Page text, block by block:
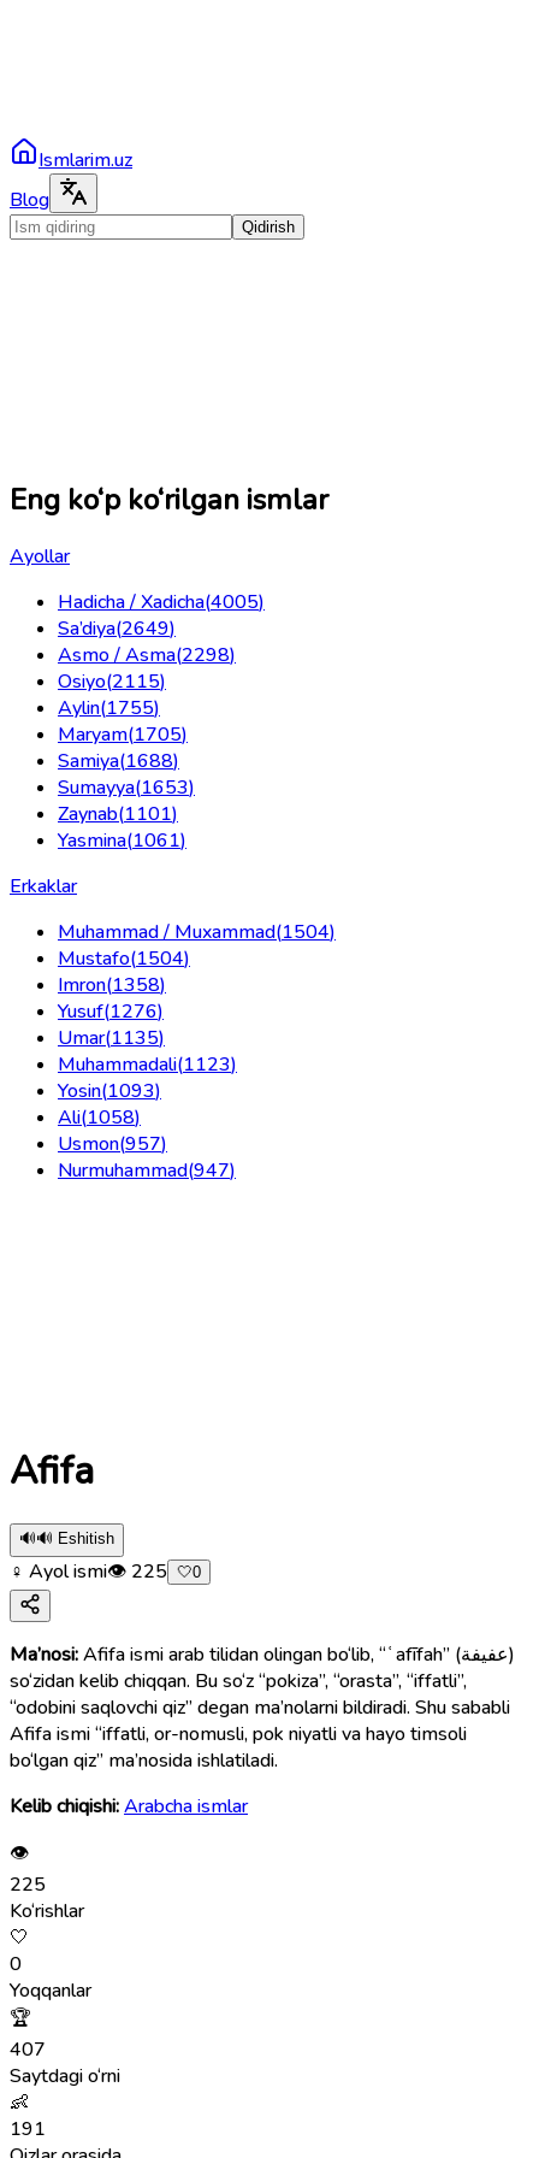
Ismlarim.uz
Blog
Qidirish
Eng ko‘p ko‘rilgan ismlar
Ayollar
Hadicha / Xadicha(4005)
Sa’diya(2649)
Asmo / Asma(2298)
Osiyo(2115)
Aylin(1755)
Maryam(1705)
Samiya(1688)
Sumayya(1653)
Zaynab(1101)
Yasmina(1061)
Erkaklar
Muhammad / Muxammad(1504)
Mustafo(1504)
Imron(1358)
Yusuf(1276)
Umar(1135)
Muhammadali(1123)
Yosin(1093)
Ali(1058)
Usmon(957)
Nurmuhammad(947)
Afifa
🔊🔊 Eshitish
♀ Ayol ismi👁 225 🤍0
Ma’nosi:Afifa ismi arab tilidan olingan bo‘lib, “ʿafīfah” (عفيفة)
so‘zidan kelib chiqqan. Bu so‘z “pokiza”, “orasta”, “iffatli”,
“odobini saqlovchi qiz” degan ma’nolarni bildiradi. Shu sababli
Afifa ismi “iffatli, or-nomusli, pok niyatli va hayo timsoli
bo‘lgan qiz” ma’nosida ishlatiladi.
Kelib chiqishi:Arabcha ismlar
👁
225
Ko‘rishlar
🤍
0
Yoqqanlar
🏆
407
Saytdagi o‘rni
👶
191